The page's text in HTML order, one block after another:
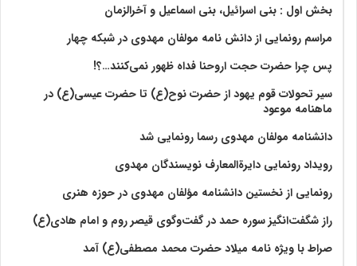
بخش اول : بنی اسرائیل، بنی اسماعیل و آخرالزمان
مراسم رونمایی از دانش نامه مولفان مهدوی در شبکه چهار
پس چرا حضرت حجت اروحنا فداه ظهور نمی‌کنند…؟!
سیر تحولات قوم یهود از حضرت نوح(ع) تا حضرت عیسی(ع) در
ماهنامه موعود
دانشنامه مولفان مهدوی رسما رونمایی شد
رویداد رونمایی دایرةالمعارف نویسندگان مهدوی
رونمایی از نخستین دانشنامه مؤلفان مهدوی در حوزه هنری
راز شگفت‌انگیز سوره حمد در گفت‌وگوی قیصر روم و امام هادی(ع)
صراط با ویژه نامه میلاد حضرت محمد مصطفی(ع) آمد